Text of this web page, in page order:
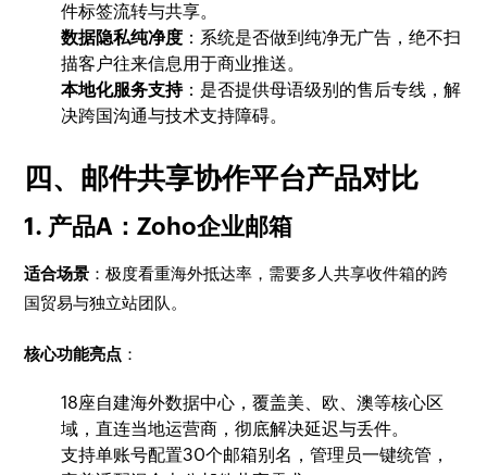
件标签流转与共享。
数据隐私纯净度 ：系统是否做到纯净无广告，绝不扫
描客户往来信息用于商业推送。
本地化服务支持：是否提供母语级别的售后专线，解
决跨国沟通与技术支持障碍。
四、邮件共享协作平台产品对比
1. 产品A：Zoho企业邮箱
适合场景 ：极度看重海外抵达率，需要多人共享收件箱的跨
国贸易与独立站团队。
核心功能亮点 ：
18座自建海外数据中心，覆盖美、欧、澳等核心区
域，直连当地运营商，彻底解决延迟与丢件。
支持单账号配置30个邮箱别名，管理员一键统管，